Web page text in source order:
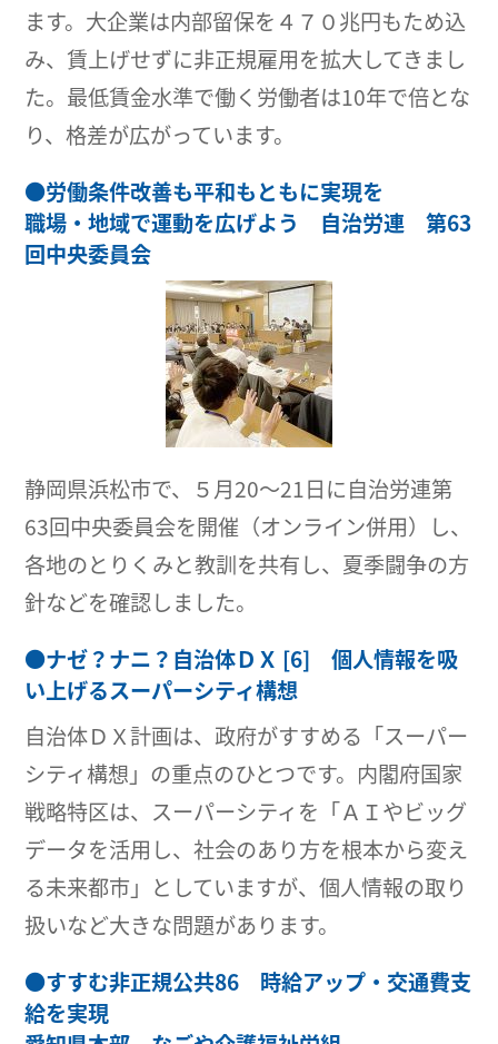
ます。大企業は内部留保を４７０兆円もため込
み、賃上げせずに非正規雇用を拡大してきまし
た。最低賃金水準で働く労働者は10年で倍とな
り、格差が広がっています。
●労働条件改善も平和もともに実現を
職場・地域で運動を広げよう 自治労連 第63
回中央委員会
静岡県浜松市で、５月20～21日に自治労連第
63回中央委員会を開催（オンライン併用）し、
各地のとりくみと教訓を共有し、夏季闘争の方
針などを確認しました。
●ナゼ？ナニ？自治体ＤＸ [6] 個人情報を吸
い上げるスーパーシティ構想
自治体ＤＸ計画は、政府がすすめる「スーパー
シティ構想」の重点のひとつです。内閣府国家
戦略特区は、スーパーシティを「ＡＩやビッグ
データを活用し、社会のあり方を根本から変え
る未来都市」としていますが、個人情報の取り
扱いなど大きな問題があります。
●すすむ非正規公共86 時給アップ・交通費支
給を実現